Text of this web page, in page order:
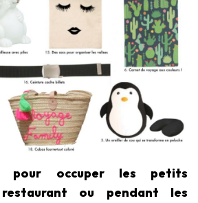
pour occuper les petits
ou pendant les